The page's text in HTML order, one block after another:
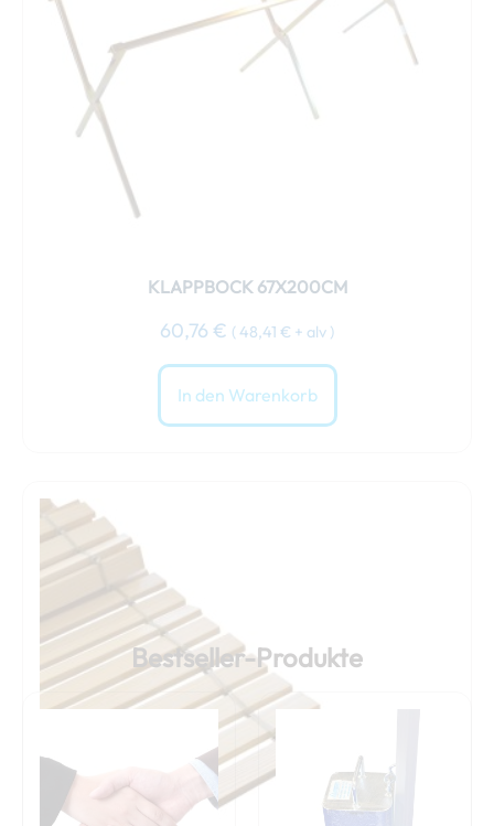
KLAPPBOCK 67X200CM
60,76 € (48,41 € + alv )
In den Warenkorb
Bestseller-Produkte